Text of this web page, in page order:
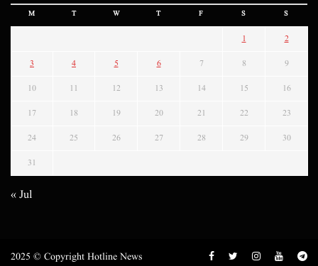
M T W T F S S
1 2
3 4 5 6 7 8 9
10 11 12 13 14 15 16
17 18 19 20 21 22 23
24 25 26 27 28 29 30
31
« Jul
2025 © Copyright Hotline News